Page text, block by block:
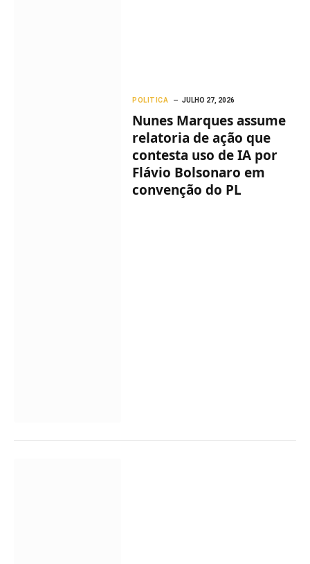
POLITICA JULHO 27, 2026
Nunes Marques assume
relatoria de ação que
contesta uso de IA por
Flávio Bolsonaro em
convenção do PL